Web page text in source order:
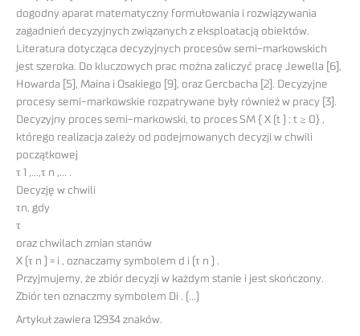
dogodny aparat matematyczny formułowania i rozwiązywania
zagadnień decyzyjnych związanych z eksploatacją obiektów.
Literatura dotycząca decyzyjnych procesów semi-markowskich
jest szeroka. Do kluczowych prac można zaliczyć pracę Jewella [6],
Howarda [5], Maina i Osakiego [9], oraz Gercbacha [2]. Decyzyjne
procesy semi-markowskie rozpatrywane były również w pracy [3].
Decyzyjny proces semi-markowski, to proces SM { X (t ) : t ≥ 0} ,
którego realizacja zależy od podejmowanych decyzji w chwili
początkowej
τ 1 ,…,τ n ,… .
Decyzję w chwili
τn, gdy
τ
oraz chwilach zmian stanów
X (τ n ) = i , oznaczamy symbolem d i (τ n ) .
Przyjmujemy, że zbiór decyzji w każdym stanie i jest skończony.
Zbiór ten oznaczmy symbolem Di . (…)
Artykuł zawiera 12934 znaków.